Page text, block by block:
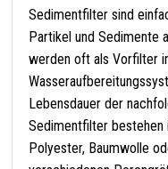
Sedimentfilter sind
Partikel und Sedimente
werden oft als Vorfilter
Lebensdauer der
Sedimentfilter bestehen
Polyester, Baumwolle